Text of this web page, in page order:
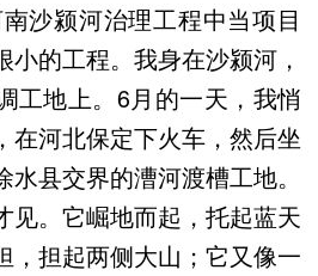
沙颍河治理工程中当项目
的工程。我身在沙颍河，
工地上。6月的一天，我悄
在河北保定下火车，然后坐
县交界的漕河渡槽工地。
。它崛地而起，托起蓝天
，担起两侧大山；它又像一